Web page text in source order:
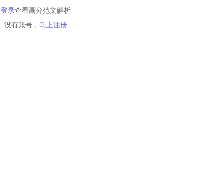
登录查看高分范文解析
没有账号， 马上注册